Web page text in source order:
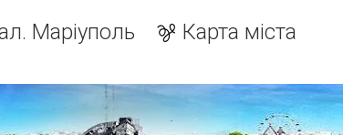
Маріуполь Карта міста